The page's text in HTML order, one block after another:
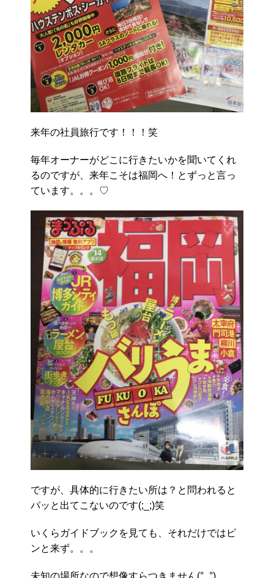
来年の社員旅行です！！！笑
毎年オーナーがどこに行きたいかを聞いてくれ
るのですが、来年こそは福岡へ！とずっと言っ
ています。。。♡
ですが、具体的に行きたい所は？と問われると
パッと出てこないのです(;_;)笑
いくらガイドブックを見ても、それだけではピ
ンと来ず。。。